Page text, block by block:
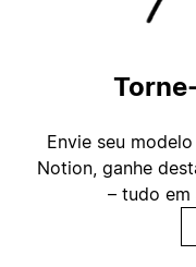
Envie seu
Notion, ganhe
– tudo em